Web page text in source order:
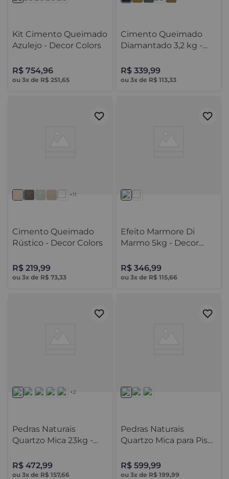
Kit Cimento Queimado
Azulejo - Decor Colors
R$ 754,96
ou 3x de R$ 251,65
Cimento Queimado
Diamantado 3,2 kg -
R$ 339,99
ou 3x de R$ 113,33
+11
Cimento Queimado
Rústico - Decor Colors
R$ 219,99
ou 3x de R$ 73,33
Efeito Marmore Di
Marmo 5kg - Decor
R$ 346,99
ou 3x de R$ 115,66
+2
Pedras Naturais
Quartzo Mica 23kg -
R$ 472,99
ou 3x de R$ 157,66
Pedras Naturais
Quartzo Mica para Piso
R$ 599,99
ou 3x de R$ 199,99